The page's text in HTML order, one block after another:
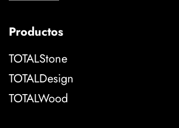
Productos
TOTALStone
TOTALDesign
TOTALWood